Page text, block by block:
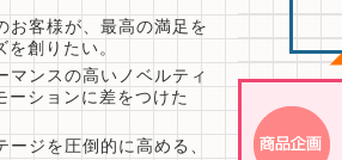
お客様が、最高の満足を
創りたい。
マンスの高いノベルティ
ーションに差をつけた
ージを圧倒的に高める、